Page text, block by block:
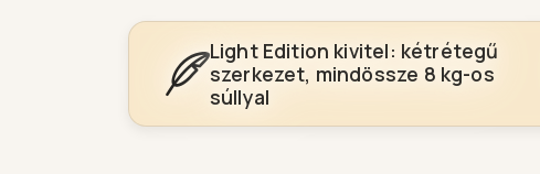
Light Edition kivitel: kétrétegű
szerkezet, mindössze 8 kg-os
súllyal